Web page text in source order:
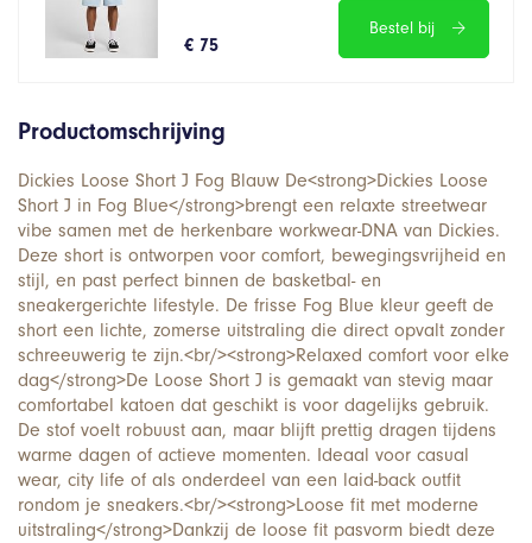
€ 75
Bestel bij
Productomschrijving
Dickies Loose Short J Fog Blauw De<strong>Dickies Loose
Short J in Fog Blue</strong>brengt een relaxte streetwear
vibe samen met de herkenbare workwear-DNA van Dickies.
Deze short is ontworpen voor comfort, bewegingsvrijheid en
stijl, en past perfect binnen de basketbal- en
sneakergerichte lifestyle. De frisse Fog Blue kleur geeft de
short een lichte, zomerse uitstraling die direct opvalt zonder
schreeuwerig te zijn.<br/><strong>Relaxed comfort voor elke
dag</strong>De Loose Short J is gemaakt van stevig maar
comfortabel katoen dat geschikt is voor dagelijks gebruik.
De stof voelt robuust aan, maar blijft prettig dragen tijdens
warme dagen of actieve momenten. Ideaal voor casual
wear, city life of als onderdeel van een laid-back outfit
rondom je sneakers.<br/><strong>Loose fit met moderne
uitstraling</strong>Dankzij de loose fit pasvorm biedt deze